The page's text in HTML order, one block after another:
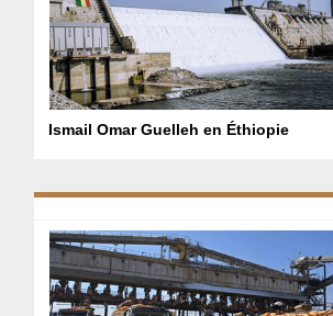
Ismail Omar Guelleh en Éthiopie